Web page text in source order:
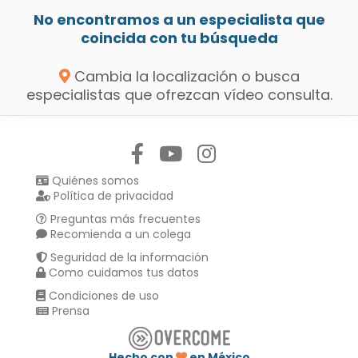
No encontramos a un especialista que
coincida con tu búsqueda
Cambia la localización o busca
especialistas que ofrezcan vídeo consulta.
Quiénes somos
Política de privacidad
Preguntas más frecuentes
Recomienda a un colega
Seguridad de la información
Como cuidamos tus datos
Condiciones de uso
Prensa